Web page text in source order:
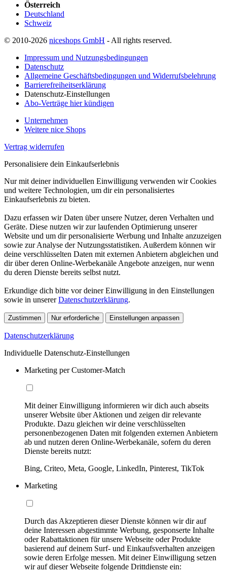
Österreich
Deutschland
Schweiz
© 2010-2026 niceshops GmbH - All rights reserved.
Impressum und Nutzungsbedingungen
Datenschutz
Allgemeine Geschäftsbedingungen und Widerrufsbelehrung
Barrierefreiheitserklärung
Datenschutz-Einstellungen
Abo-Verträge hier kündigen
Unternehmen
Weitere nice Shops
Vertrag widerrufen
Personalisiere dein Einkaufserlebnis
Nur mit deiner individuellen Einwilligung verwenden wir Cookies
und weitere Technologien, um dir ein personalisiertes
Einkaufserlebnis zu bieten.
Dazu erfassen wir Daten über unsere Nutzer, deren Verhalten und
Geräte. Diese nutzen wir zur laufenden Optimierung unserer
Website und um dir personalisierte Werbung und Inhalte anzuzeigen
sowie zur Analyse der Nutzungsstatistiken. Außerdem können wir
deine verschlüsselten Daten mit externen Anbietern abgleichen und
dir über deren Online-Werbekanäle Angebote anzeigen, nur wenn
du deren Dienste bereits selbst nutzt.
Erkundige dich bitte vor deiner Einwilligung in den Einstellungen
sowie in unsererDatenschutzerklärung.
Zustimmen Nur erforderliche Einstellungen anpassen
Datenschutzerklärung
Individuelle Datenschutz-Einstellungen
Marketing per Customer-Match
Mit deiner Einwilligung informieren wir dich auch abseits
unserer Website über Aktionen und zeigen dir relevante
Produkte. Dazu gleichen wir deine verschlüsselten
personenbezogenen Daten mit folgenden externen Anbietern
ab und nutzen deren Online-Werbekanäle, sofern du deren
Dienste bereits nutzt:
Bing, Criteo, Meta, Google, LinkedIn, Pinterest, TikTok
Marketing
Durch das Akzeptieren dieser Dienste können wir dir auf
deine Interessen abgestimmte Werbung, gesponserte Inhalte
oder Rabattaktionen für unsere Webseite oder Produkte
basierend auf deinem Surf- und Einkaufsverhalten anzeigen
sowie deren Erfolge messen. Mit deiner Einwilligung setzen
wir auf dieser Webseite folgende Drittdienste ein: